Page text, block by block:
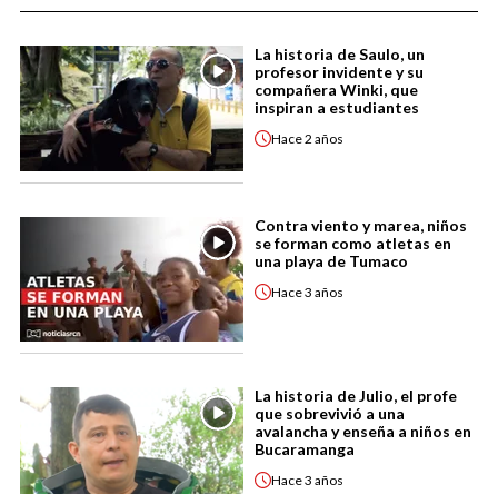
La historia de Saulo, un
profesor invidente y su
compañera Winki, que
inspiran a estudiantes
Hace2 años
Contra viento y marea, niños
se forman como atletas en
una playa de Tumaco
Hace3 años
La historia de Julio, el profe
que sobrevivió a una
avalancha y enseña a niños en
Bucaramanga
Hace3 años